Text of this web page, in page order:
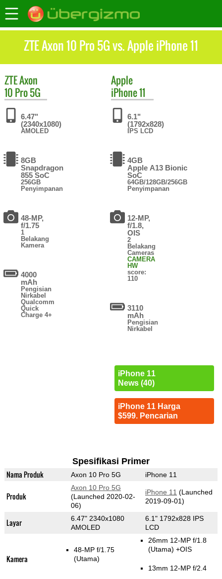
ZTE Axon 10 Pro 5G vs. Apple iPhone 11
ZTEAxon
10 Pro 5G
6.47"
(2340x1080)
AMOLED
8GB
Snapdragon
855 SoC
256GB
Penyimpanan
48-MP,
f/1.75
1
Belakang
Kamera
4000
mAh
Pengisian
Nirkabel
Qualcomm
Quick
Charge 4+
Apple
iPhone 11
6.1"
(1792x828)
IPS LCD
4GB
Apple A13 Bionic
SoC
64GB/128GB/256GB
Penyimpanan
12-MP,
f/1.8,
OIS
2
Belakang
Cameras
CAMERA
HW
score:
110
3110
mAh
Pengisian
Nirkabel
iPhone 11
News (40)
iPhone 11 Harga
$599. Pencarian
Spesifikasi Primer
Nama Produk Axon 10 Pro 5G iPhone 11
Produk
Axon 10 Pro 5G
(Launched 2020-02-
06)
iPhone 11 (Launched
2019-09-01)
Layar
6.47" 2340x1080
AMOLED
6.1" 1792x828 IPS
LCD
Kamera
48-MP f/1.75
(Utama)
26mm 12-MP f/1.8
(Utama) +OIS
13mm 12-MP f/2.4